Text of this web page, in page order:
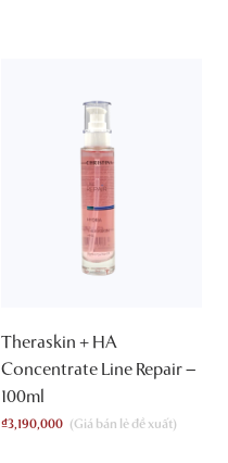
Theraskin + HA
Concentrate Line Repair –
100ml
₫3,190,000